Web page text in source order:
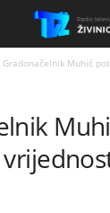
Gradonačelnik Muhić